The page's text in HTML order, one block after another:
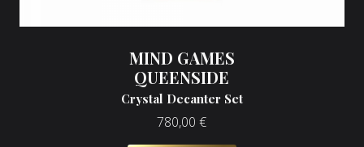
MIND GAMES
QUEENSIDE
Crystal Decanter Set
780,00 €